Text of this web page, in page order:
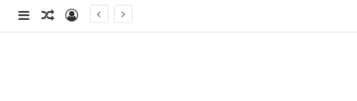
ورودنوشته